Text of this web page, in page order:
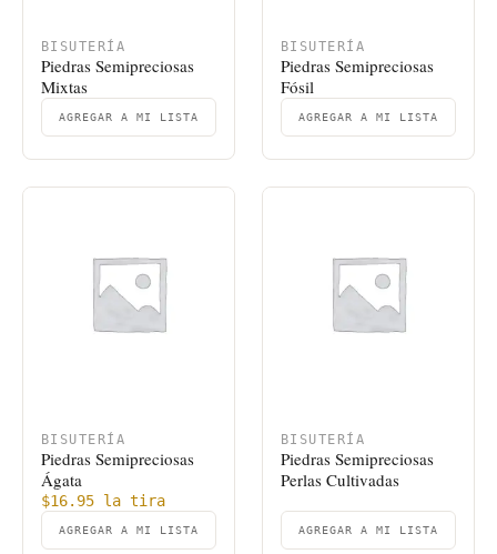
BISUTERÍA
Piedras Semipreciosas
Mixtas
AGREGAR A MI LISTA
BISUTERÍA
Piedras Semipreciosas
Fósil
AGREGAR A MI LISTA
BISUTERÍA
Piedras Semipreciosas
Ágata
$16.95 la tira
AGREGAR A MI LISTA
BISUTERÍA
Piedras Semipreciosas
Perlas Cultivadas
AGREGAR A MI LISTA